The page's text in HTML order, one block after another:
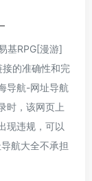
基RPG[漫游]
的准确性和完
导航-网址导航
时，该网页上
现违规，可以
航大全不承担